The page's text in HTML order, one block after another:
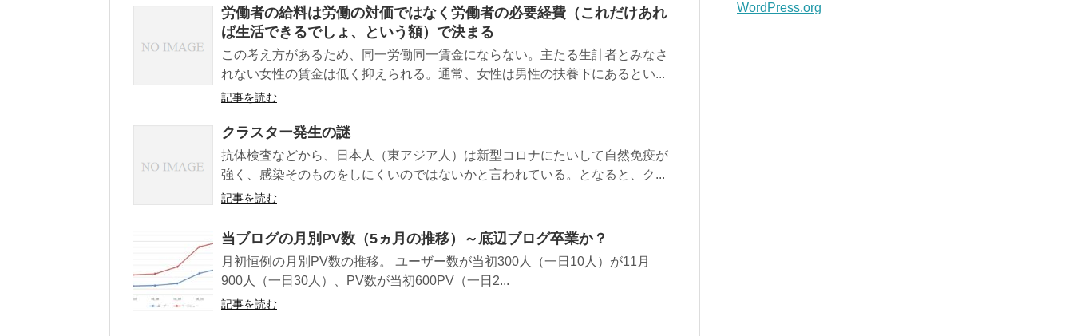
労働者の給料は労働の対価ではなく労働者の必要経費（これだけあれ
ば生活できるでしょ、という額）で決まる
この考え方があるため、同一労働同一賃金にならない。主たる生計者とみなさ
れない女性の賃金は低く抑えられる。通常、女性は男性の扶養下にあるとい...
記事を読む
クラスター発生の謎
抗体検査などから、日本人（東アジア人）は新型コロナにたいして自然免疫が
強く、感染そのものをしにくいのではないかと言われている。となると、ク...
記事を読む
当ブログの月別PV数（5ヵ月の推移）～底辺ブログ卒業か？
月初恒例の月別PV数の推移。 ユーザー数が当初300人（一日10人）が11月
900人（一日30人）、PV数が当初600PV（一日2...
記事を読む
WordPress.org